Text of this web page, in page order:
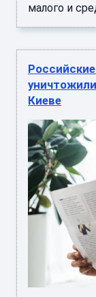
малого и
Киеве